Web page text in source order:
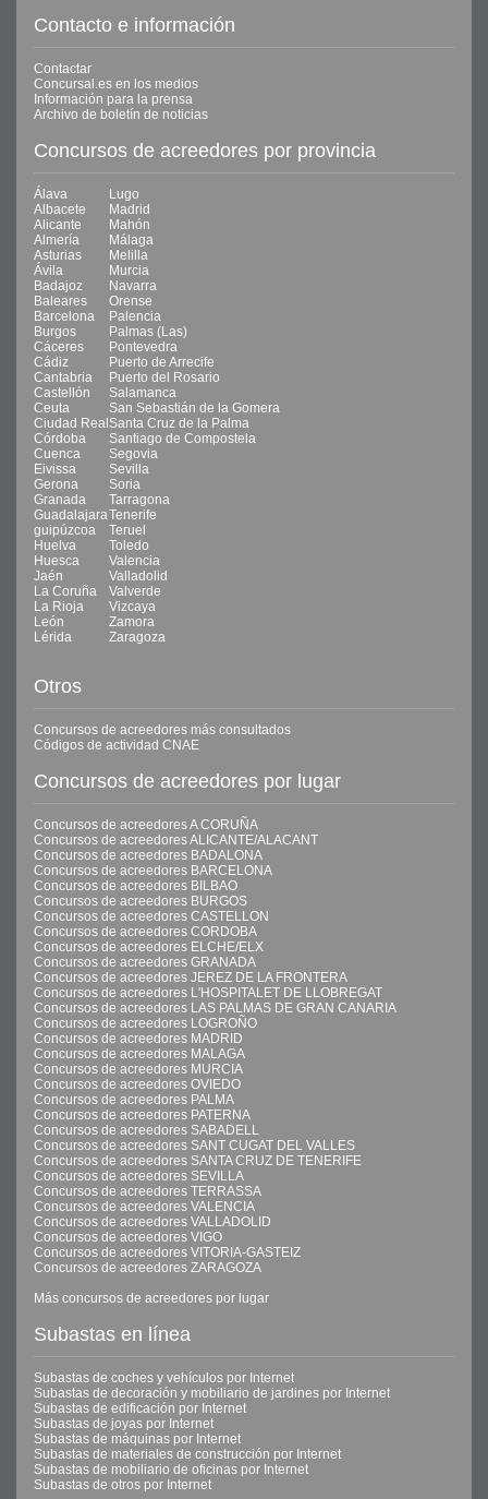
Contacto e información
Contactar
Concursal.es en los medios
Información para la prensa
Archivo de boletín de noticias
Concursos de acreedores por provincia
Álava
Lugo
Albacete
Madrid
Alicante
Mahón
Almería
Málaga
Asturias
Melilla
Ávila
Murcia
Badajoz
Navarra
Baleares
Orense
Barcelona
Palencia
Burgos
Palmas (Las)
Cáceres
Pontevedra
Cádiz
Puerto de Arrecife
Cantabria
Puerto del Rosario
Castellón
Salamanca
Ceuta
San Sebastián de la Gomera
Ciudad Real Santa Cruz de la Palma
Córdoba
Santiago de Compostela
Cuenca
Segovia
Eivissa
Sevilla
Gerona
Soria
Granada
Tarragona
GuadalajaraTenerife
guipúzcoa
Teruel
Huelva
Toledo
Huesca
Valencia
Jaén
Valladolid
La Coruña
Valverde
La Rioja
Vizcaya
León
Zamora
Lérida
Zaragoza
Otros
Concursos de acreedores más consultados
Códigos de actividad CNAE
Concursos de acreedores por lugar
Concursos de acreedores A CORUÑA
Concursos de acreedores ALICANTE/ALACANT
Concursos de acreedores BADALONA
Concursos de acreedores BARCELONA
Concursos de acreedores BILBAO
Concursos de acreedores BURGOS
Concursos de acreedores CASTELLON
Concursos de acreedores CORDOBA
Concursos de acreedores ELCHE/ELX
Concursos de acreedores GRANADA
Concursos de acreedores JEREZ DE LA FRONTERA
Concursos de acreedores L'HOSPITALET DE LLOBREGAT
Concursos de acreedores LAS PALMAS DE GRAN CANARIA
Concursos de acreedores LOGROÑO
Concursos de acreedores MADRID
Concursos de acreedores MALAGA
Concursos de acreedores MURCIA
Concursos de acreedores OVIEDO
Concursos de acreedores PALMA
Concursos de acreedores PATERNA
Concursos de acreedores SABADELL
Concursos de acreedores SANT CUGAT DEL VALLES
Concursos de acreedores SANTA CRUZ DE TENERIFE
Concursos de acreedores SEVILLA
Concursos de acreedores TERRASSA
Concursos de acreedores VALENCIA
Concursos de acreedores VALLADOLID
Concursos de acreedores VIGO
Concursos de acreedores VITORIA-GASTEIZ
Concursos de acreedores ZARAGOZA
Más concursos de acreedores por lugar
Subastas en línea
Subastas de coches y vehículos por Internet
Subastas de decoración y mobiliario de jardines por Internet
Subastas de edificación por Internet
Subastas de joyas por Internet
Subastas de máquinas por Internet
Subastas de materiales de construcción por Internet
Subastas de mobiliario de oficinas por Internet
Subastas de otros por Internet